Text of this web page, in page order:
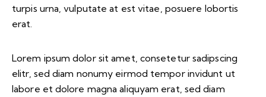
turpis urna, vulputate at est vitae, posuere lobortis
erat.
Lorem ipsum dolor sit amet, consetetur sadipscing
elitr, sed diam nonumy eirmod tempor invidunt ut
labore et dolore magna aliquyam erat, sed diam